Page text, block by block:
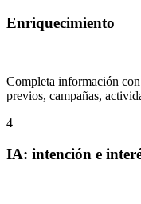
Enriquecimiento
Completa información
previos, campañas,
4
IA: intención e